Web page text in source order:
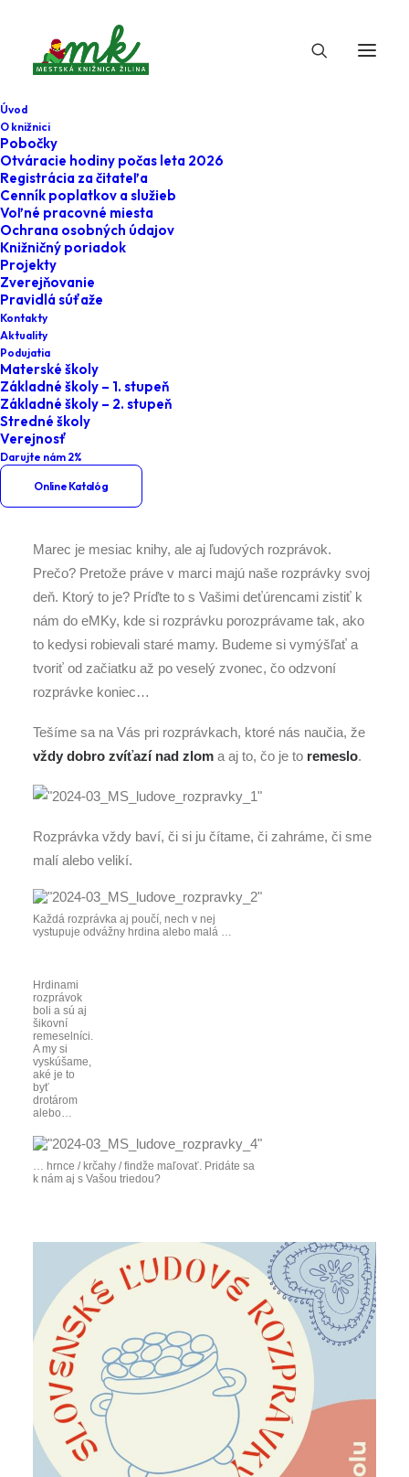
Úvod
O knižnici
Pobočky
Otváracie hodiny počas leta 2026
Registrácia za čitateľa
Cenník poplatkov a služieb
Voľné pracovné miesta
Ochrana osobných údajov
Knižničný poriadok
Projekty
Zverejňovanie
Pravidlá súťaže
Kontakty
Aktuality
Podujatia
Materské školy
Základné školy – 1. stupeň
Základné školy – 2. stupeň
Stredné školy
Verejnosť
Darujte nám 2%
Online Katalóg
Materské školy -
Home
Podujatia
Materské školy – ľudové rozprávky
Marec je mesiac knihy, ale aj ľudových rozprávok.
Prečo? Pretože práve v marci majú naše rozprávky svoj
deň. Ktorý to je? Príďte to s Vašimi deťúrencami zistiť k
nám do eMKy, kde si rozprávku porozprávame tak, ako
to kedysi robievali staré mamy. Budeme si vymýšľať a
tvoriť od začiatku až po veselý zvonec, čo odzvoní
rozprávke koniec…
Tešíme sa na Vás pri rozprávkach, ktoré nás naučia, že
vždy dobro zvíťazí nad zlom a aj to, čo je to remeslo.
Rozprávka vždy baví, či si ju čítame, či zahráme, či sme
malí alebo velikí.
Každá rozprávka aj poučí, nech v nej
vystupuje odvážny hrdina alebo malá …
Hrdinami
rozprávok
boli a sú aj
šikovní
remeselníci.
A my si
vyskúšame,
aké je to
byť
drotárom
alebo…
… hrnce / krčahy / findže maľovať. Pridáte sa
k nám aj s Vašou triedou?